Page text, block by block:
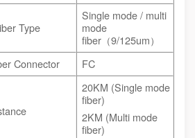
Type
Single mode / multi
mode
fiber（9/125um）
Connector
FC
20KM (Single mode
fiber)
2KM (Multi mode
fiber)